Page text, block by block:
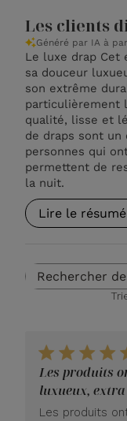
Les clients
Généré par IA à
Le luxe drap Cet
sa douceur
son extrême
particulièrement
qualité, lisse et
de draps sont
personnes qui
permettent de
la nuit.
Lire le
Les produits
luxueux, extra
Les produits